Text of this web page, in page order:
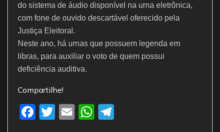
do sistema de áudio disponível na urna eletrônica,
com fone de ouvido descartável oferecido pela
Justiça Eleitoral.
Neste ano, há urnas que possuem legenda em
libras, para auxiliar o voto de quem possui
deficiência auditiva.
Compartilhe!
F
T
E
W